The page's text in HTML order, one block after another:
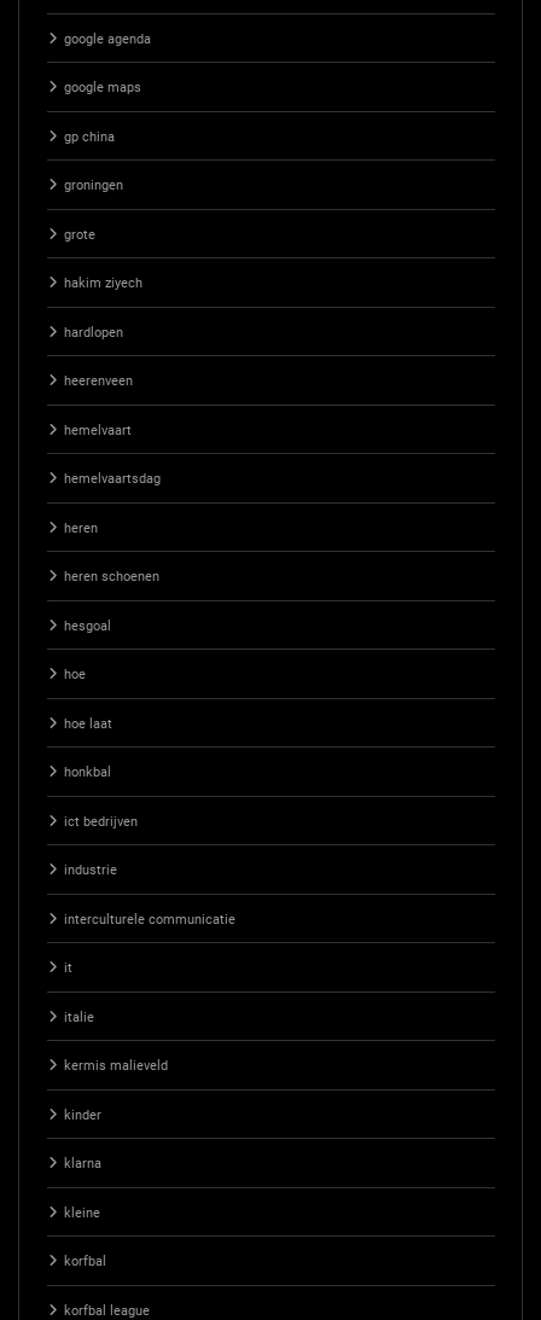
google agenda
google maps
gp china
groningen
grote
hakim ziyech
hardlopen
heerenveen
hemelvaart
hemelvaartsdag
heren
heren schoenen
hesgoal
hoe
hoe laat
honkbal
ict bedrijven
industrie
interculturele communicatie
it
italie
kermis malieveld
kinder
klarna
kleine
korfbal
korfbal league